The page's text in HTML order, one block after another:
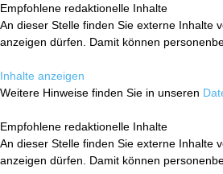
Empfohlene redaktionelle Inhalte
An dieser Stelle finden Sie externe Inhalte
anzeigen dürfen. Damit können
Inhalte anzeigen
Weitere Hinweise finden Sie in unseren
Empfohlene redaktionelle Inhalte
An dieser Stelle finden Sie externe Inhalte
anzeigen dürfen. Damit können